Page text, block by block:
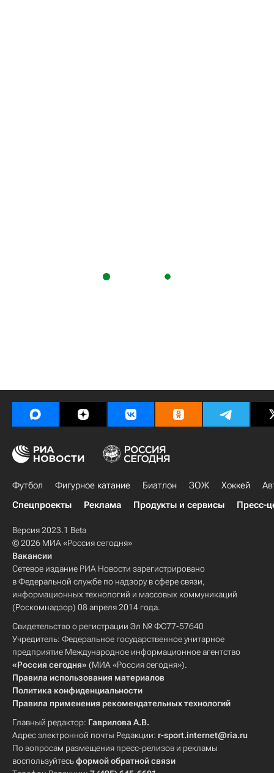
Футбол Фигурное катание Биатлон ЗОЖ Хоккей
Спецпроекты
Реклама Продукты и сервисы Пресс-
Версия 2023.1 Beta
© 2026 МИА «Россия сегодня»
Вакансии
Сетевое издание РИА Новости зарегистрировано
в Федеральной службе по надзору в сфере связи,
информационных технологий и массовых коммуникаций
(Роскомнадзор) 08 апреля 2014 года.
Свидетельство о регистрации Эл № ФС77-57640
Учредитель: Федеральное государственное унитарное
предприятие Международное информационное агентство
«Россия сегодня» (МИА «Россия сегодня»).
Правила использования материалов
Политика конфиденциальности
Правила применения рекомендательных технологий
Главный редактор: Гаврилова А.В.
Адрес электронной почты Редакции: r-sport.internet@ria.ru
По вопросам размещения пресс-релизов и рекламы
воспользуйтесьформой обратной связи